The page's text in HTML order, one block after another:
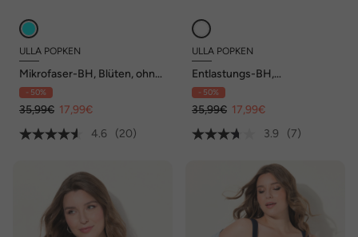
ULLA POPKEN
Mikrofaser-BH, Blüten, ohne
Bügel, Cup C - E
- 50%
35,99€ 17,99€
4.6
(20)
ULLA POPKEN
Entlastungs-BH,
Vorderverschluss, ohne
Bügel, Cup C - E
- 50%
35,99€ 17,99€
3.9
(7)